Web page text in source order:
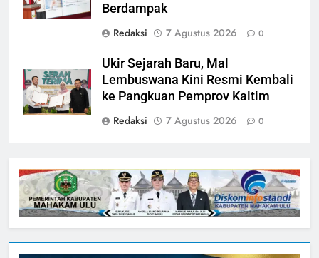
Berdampak
Redaksi
7 Agustus 2026 0
Ukir Sejarah Baru, Mal
Lembuswana Kini Resmi Kembali
ke Pangkuan Pemprov Kaltim
Redaksi
7 Agustus 2026 0